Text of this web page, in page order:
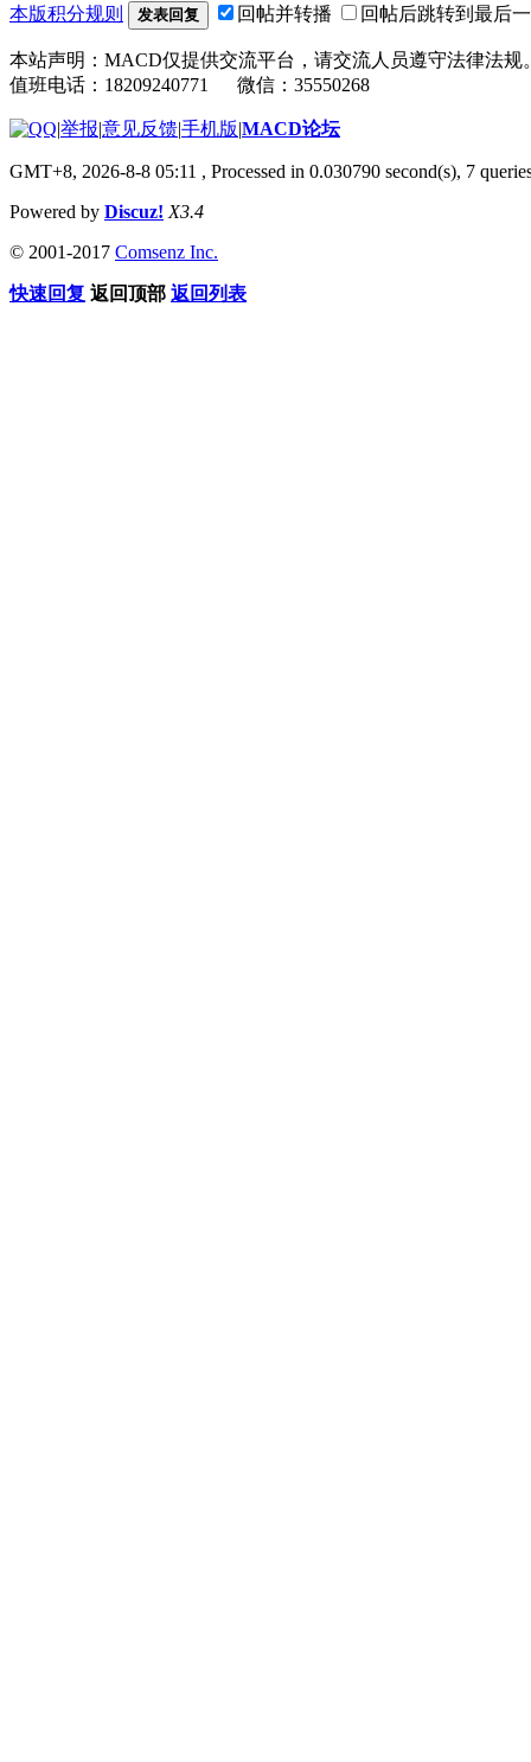
本版积分规则 发表回复 回帖并转播 回帖后跳转到最后
本站声明：MACD仅提供交流平台，请交流人员遵守法律法规
值班电话：18209240771 微信：35550268
|举报|意见反馈|手机版|MACD论坛
GMT+8, 2026-8-8 05:11 , Processed in 0.030790 second(s), 7
Powered by Discuz! X3.4
© 2001-2017 Comsenz Inc.
快速回复 返回顶部 返回列表